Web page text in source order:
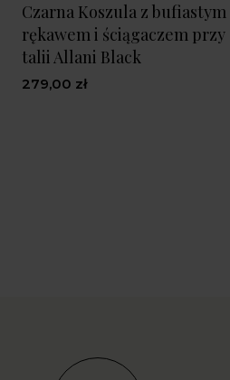
Czarna Koszula z bufiastym
rękawem i ściągaczem przy
talii Allani Black
279,00 zł